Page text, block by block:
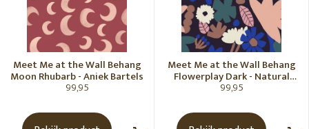
Meet Me at the Wall Behang
Moon Rhubarb - Aniek Bartels
99,95
Meet Me at the Wall Behang
Flowerplay Dark - Natural
Noord
99,95